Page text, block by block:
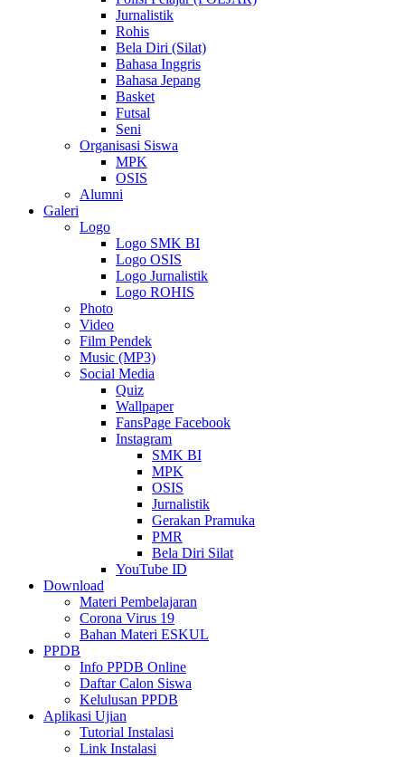
Jurnalistik
Rohis
Bela Diri (Silat)
Bahasa Inggris
Bahasa Jepang
Basket
Futsal
Seni
Organisasi Siswa
MPK
OSIS
Alumni
Galeri
Logo
Logo SMK BI
Logo OSIS
Logo Jurnalistik
Logo ROHIS
Photo
Video
Film Pendek
Music (MP3)
Social Media
Quiz
Wallpaper
FansPage Facebook
Instagram
SMK BI
MPK
OSIS
Jurnalistik
Gerakan Pramuka
PMR
Bela Diri Silat
YouTube ID
Download
Materi Pembelajaran
Corona Virus 19
Bahan Materi ESKUL
PPDB
Info PPDB Online
Daftar Calon Siswa
Kelulusan PPDB
Aplikasi Ujian
Tutorial Instalasi
Link Instalasi